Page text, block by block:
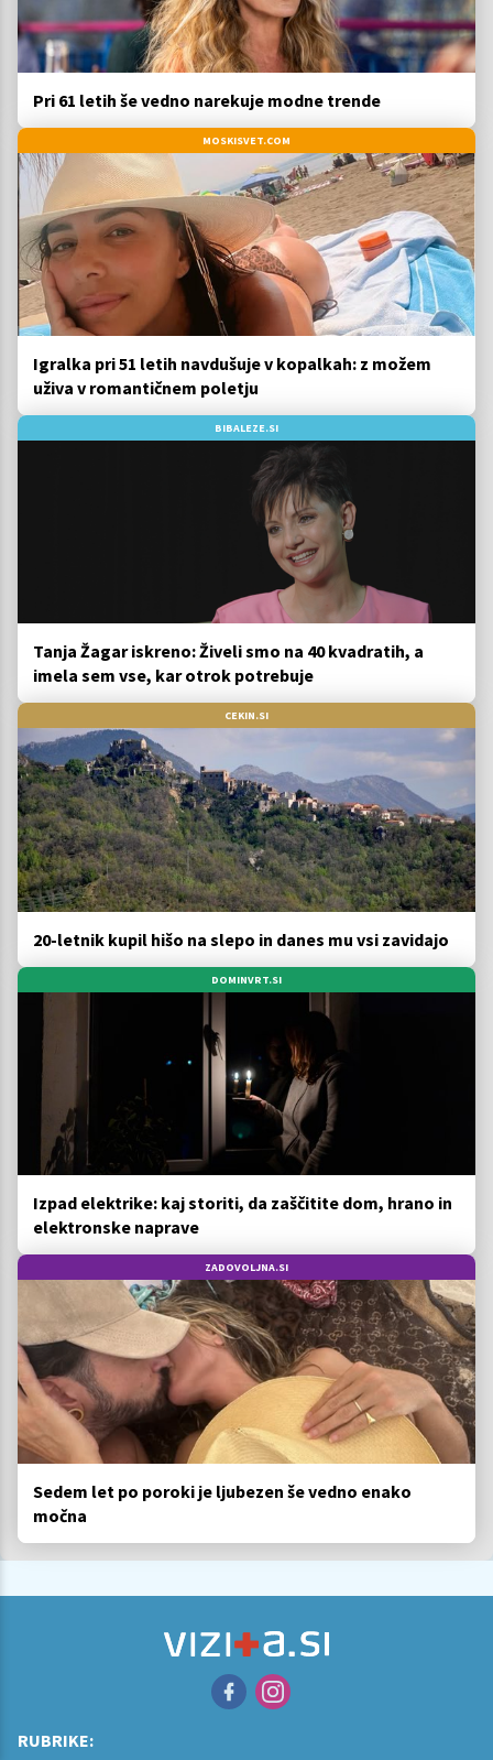
Pri 61 letih še vedno narekuje modne trende
MOSKISVET.COM
Igralka pri 51 letih navdušuje v kopalkah: z možem
uživa v romantičnem poletju
BIBALEZE.SI
Tanja Žagar iskreno: Živeli smo na 40 kvadratih, a
imela sem vse, kar otrok potrebuje
CEKIN.SI
20-letnik kupil hišo na slepo in danes mu vsi zavidajo
DOMINVRT.SI
Izpad elektrike: kaj storiti, da zaščitite dom, hrano in
elektronske naprave
ZADOVOLJNA.SI
Sedem let po poroki je ljubezen še vedno enako
močna
RUBRIKE: